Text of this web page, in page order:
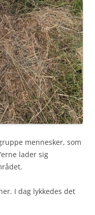
mennesker, som
lader sig
I dag lykkedes det